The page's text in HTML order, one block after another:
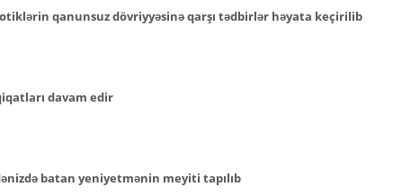
qanunsuz dövriyyəsinə qarşı tədbirlər həyata keçirilib
davam edir
batan yeniyetmənin meyiti tapılıb